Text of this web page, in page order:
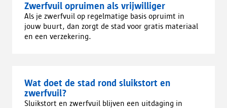
Zwerfvuil opruimen als vrijwilliger
Als je zwerfvuil op regelmatige basis opruimt in
jouw buurt, dan zorgt de stad voor gratis materiaal
en een verzekering.
Wat doet de stad rond sluikstort en
zwerfvuil?
Sluikstort en zwerfvuil blijven een uitdaging in